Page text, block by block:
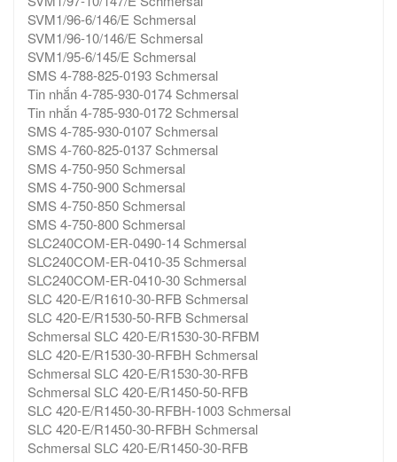
SVM1/96-6/146/E Schmersal
SVM1/96-10/146/E Schmersal
SVM1/95-6/145/E Schmersal
SMS 4-788-825-0193 Schmersal
Tin nhắn 4-785-930-0174 Schmersal
Tin nhắn 4-785-930-0172 Schmersal
SMS 4-785-930-0107 Schmersal
SMS 4-760-825-0137 Schmersal
SMS 4-750-950 Schmersal
SMS 4-750-900 Schmersal
SMS 4-750-850 Schmersal
SMS 4-750-800 Schmersal
SLC240COM-ER-0490-14 Schmersal
SLC240COM-ER-0410-35 Schmersal
SLC240COM-ER-0410-30 Schmersal
SLC 420-E/R1610-30-RFB Schmersal
SLC 420-E/R1530-50-RFB Schmersal
Schmersal SLC 420-E/R1530-30-RFBM
SLC 420-E/R1530-30-RFBH Schmersal
Schmersal SLC 420-E/R1530-30-RFB
Schmersal SLC 420-E/R1450-50-RFB
SLC 420-E/R1450-30-RFBH-1003 Schmersal
SLC 420-E/R1450-30-RFBH Schmersal
Schmersal SLC 420-E/R1450-30-RFB